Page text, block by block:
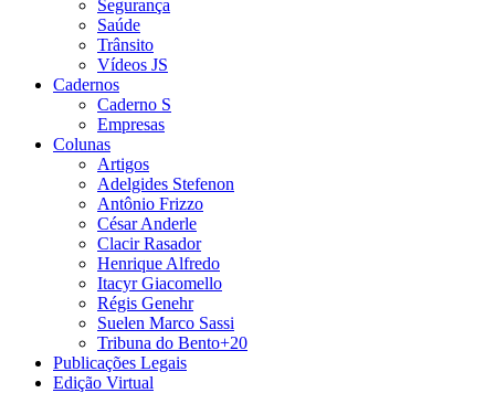
Segurança
Saúde
Trânsito
Vídeos JS
Cadernos
Caderno S
Empresas
Colunas
Artigos
Adelgides Stefenon
Antônio Frizzo
César Anderle
Clacir Rasador
Henrique Alfredo
Itacyr Giacomello
Régis Genehr
Suelen Marco Sassi
Tribuna do Bento+20
Publicações Legais
Edição Virtual